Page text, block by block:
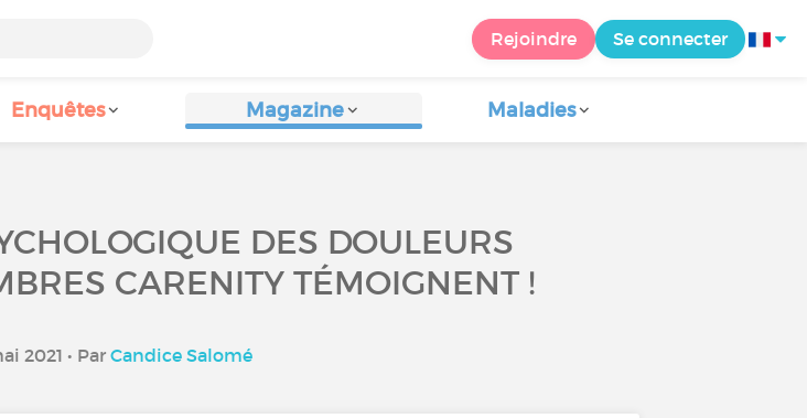
Rejoindre Se connecter
Enquêtes Magazine Maladies
DES DOULEURS
CARENITY TÉMOIGNENT !
2021 • Par Candice Salomé